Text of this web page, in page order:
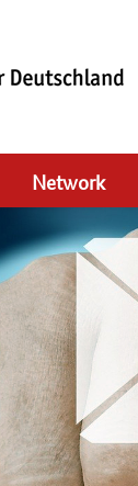
Network